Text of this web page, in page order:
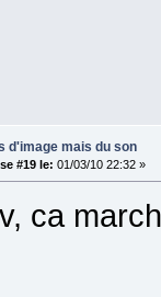
d'image mais du son
#19 le: 01/03/10 22:32 »
ca